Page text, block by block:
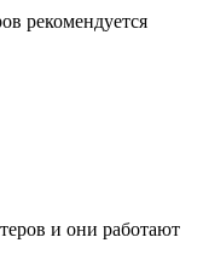
рекомендуется
и они работают